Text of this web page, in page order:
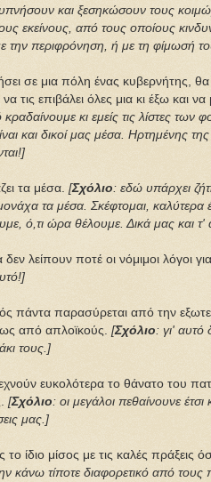
και ξεσηκώσουν τους
εκείνους, από τους οποίους
την περιφρόνηση, ή με τη φίμωσή
σε μια πόλη ένας κυβερνήτης, θα
τις επιβάλει όλες μια κι έξω και
κραδαίνουμε κι εμείς τις λίστες
και δικοί μας μέσα. Ηρτημένης
τα μέσα. [Σχόλιο: εδώ υπάρχει
τα μέσα. Σκέφτομαι, καλύτερα
ό,τι ώρα θέλουμε. Δικά μας και τ'
λείπουν ποτέ οι νόμιμοι λόγοι
πάντα παρασύρεται από την
από απλοϊκούς. [Σχόλιο: γι'
τους.]
ευκολότερα το θάνατο του
[Σχόλιο: οι μεγάλοι πεθαίνουνε
μας.]
το ίδιο μίσος με τις καλές πράξεις
κάνω τίποτε διαφορετικό από